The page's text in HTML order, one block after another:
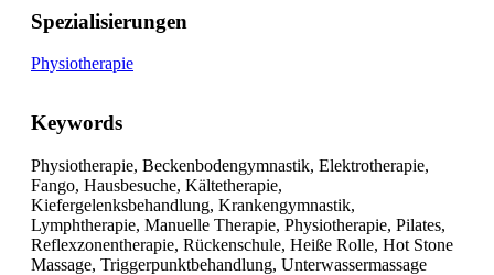
Spezialisierungen
Physiotherapie
Keywords
Physiotherapie, Beckenbodengymnastik, Elektrotherapie,
Fango, Hausbesuche, Kältetherapie,
Kiefergelenksbehandlung, Krankengymnastik,
Lymphtherapie, Manuelle Therapie, Physiotherapie, Pilates,
Reflexzonentherapie, Rückenschule, Heiße Rolle, Hot Stone
Massage, Triggerpunktbehandlung, Unterwassermassage